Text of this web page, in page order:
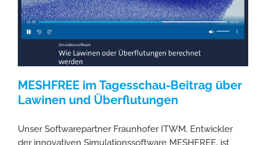
MESHFREE im Tagesschau-Beitrag über
Lawinen und Überflutungen
Unser Softwarepartner Fraunhofer ITWM, Entwickler